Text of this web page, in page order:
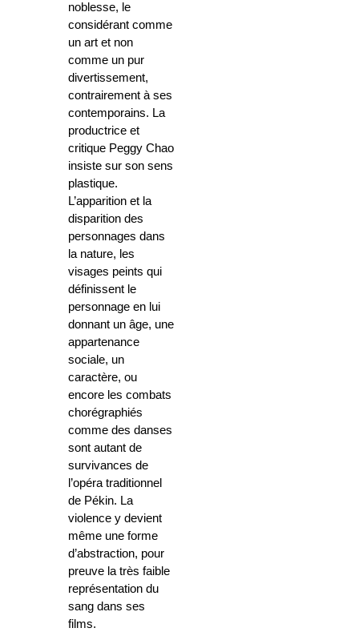
noblesse, le
considérant comme
un art et non
comme un pur
divertissement,
contrairement à ses
contemporains. La
productrice et
critique Peggy Chao
insiste sur son sens
plastique.
L’apparition et la
disparition des
personnages dans
la nature, les
visages peints qui
définissent le
personnage en lui
donnant un âge, une
appartenance
sociale, un
caractère, ou
encore les combats
chorégraphiés
comme des danses
sont autant de
survivances de
l’opéra traditionnel
de Pékin. La
violence y devient
même une forme
d’abstraction, pour
preuve la très faible
représentation du
sang dans ses
films.